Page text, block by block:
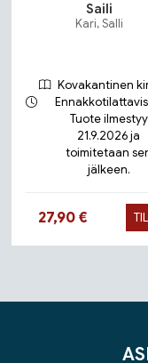
Saili
Kari, Salli
Kovakantinen
Tuote ilmestyy
21.9.2026 ja
toimitetaan
jälkeen.
Hinta nyt
27,90 €